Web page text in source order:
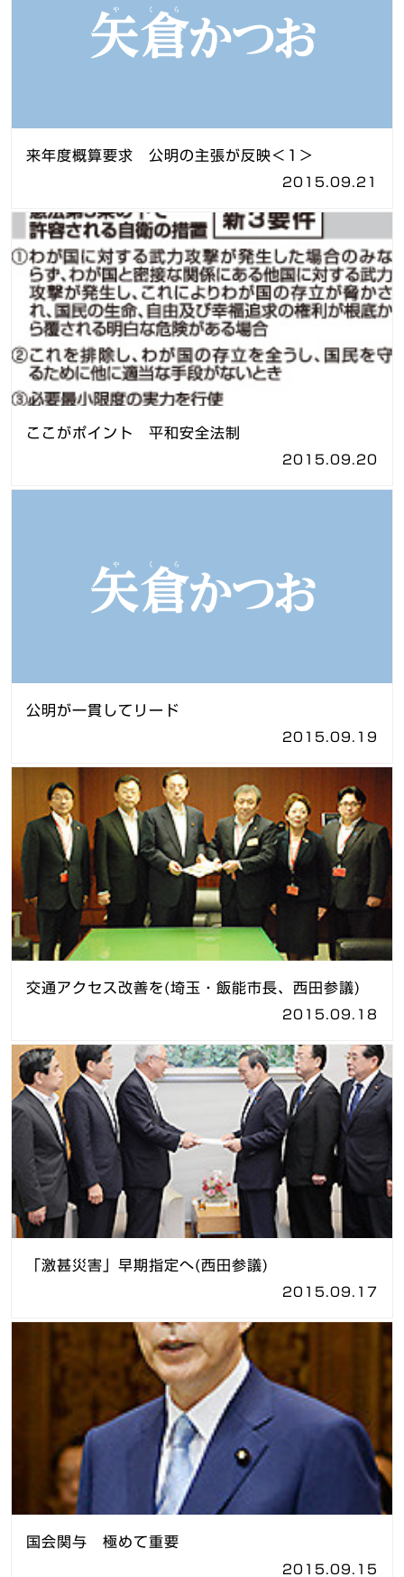
来年度概算要求 公明の主張が反映＜1＞
2015.09.21
ここがポイント 平和安全法制
2015.09.20
公明が一貫してリード
2015.09.19
交通アクセス改善を(埼玉・飯能市長、西田参議)
2015.09.18
「激甚災害」早期指定へ(西田参議)
2015.09.17
国会関与 極めて重要
2015.09.15